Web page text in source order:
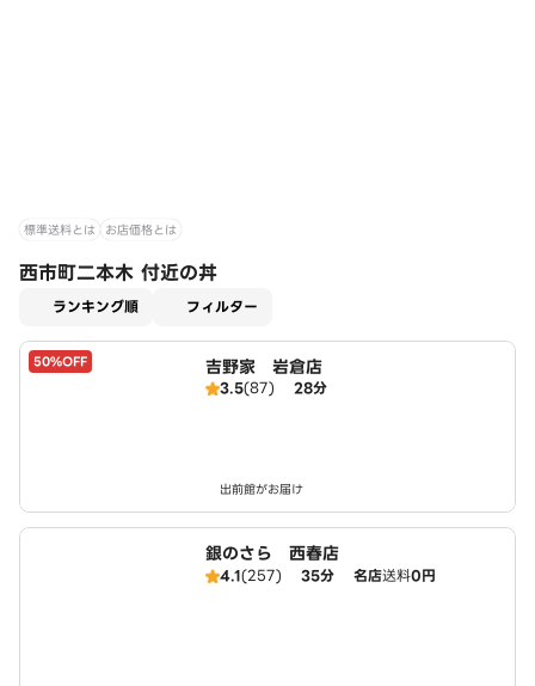
標準送料とは お店価格とは
西市町二本木 付近の丼
ランキング順 フィルター
50%OFF 吉野家 岩倉店
3.5(87) 28分
出前館がお届け
銀のさら 西春店
4.1(257) 35分 名店送料0円